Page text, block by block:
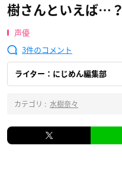
樹さんといえば…？
声優
3
ライター：にじめん編集部
カテゴリ : 水樹奈々